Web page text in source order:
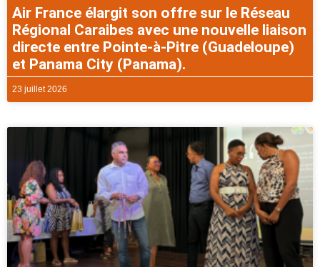
Air France élargit son offre sur le Réseau
Régional Caraibes avec une nouvelle liaison
directe entre Pointe-à-Pitre (Guadeloupe)
et Panama City (Panama).
23 juillet 2026